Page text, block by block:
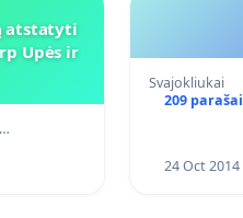
atstatyti
Upės ir
Svajokliukai
209 parašai
24 Oct 2014